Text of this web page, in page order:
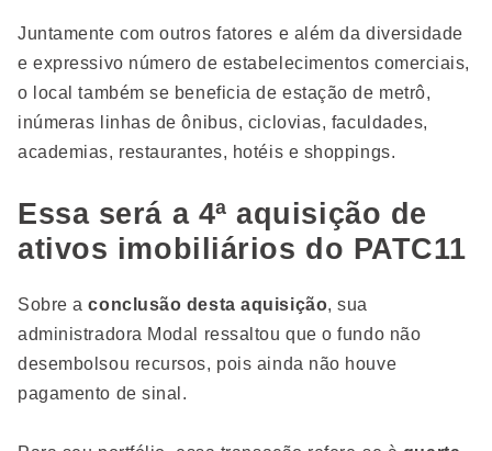
Juntamente com outros fatores e além da diversidade
e expressivo número de estabelecimentos comerciais,
o local também se beneficia de estação de metrô,
inúmeras linhas de ônibus, ciclovias, faculdades,
academias, restaurantes, hotéis e shoppings.
Essa será a 4ª aquisição de
ativos imobiliários do PATC11
Sobre aconclusão desta aquisição, sua
administradora Modal ressaltou que o fundo não
desembolsou recursos, pois ainda não houve
pagamento de sinal.